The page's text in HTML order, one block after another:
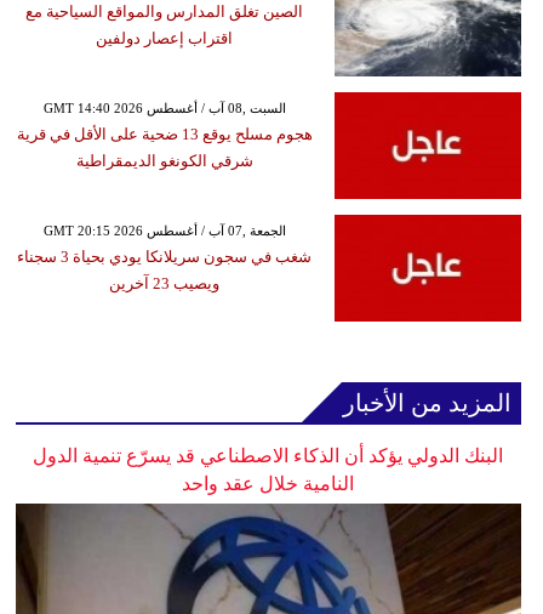
الصين تغلق المدارس والمواقع السياحية مع
اقتراب إعصار دولفين
GMT 14:40 2026 السبت ,08 آب / أغسطس
هجوم مسلح يوقع 13 ضحية على الأقل في قرية
شرقي الكونغو الديمقراطية
GMT 20:15 2026 الجمعة ,07 آب / أغسطس
شغب في سجون سريلانكا يودي بحياة 3 سجناء
ويصيب 23 آخرين
المزيد من الأخبار
البنك الدولي يؤكد أن الذكاء الاصطناعي قد يسرّع تنمية الدول
النامية خلال عقد واحد